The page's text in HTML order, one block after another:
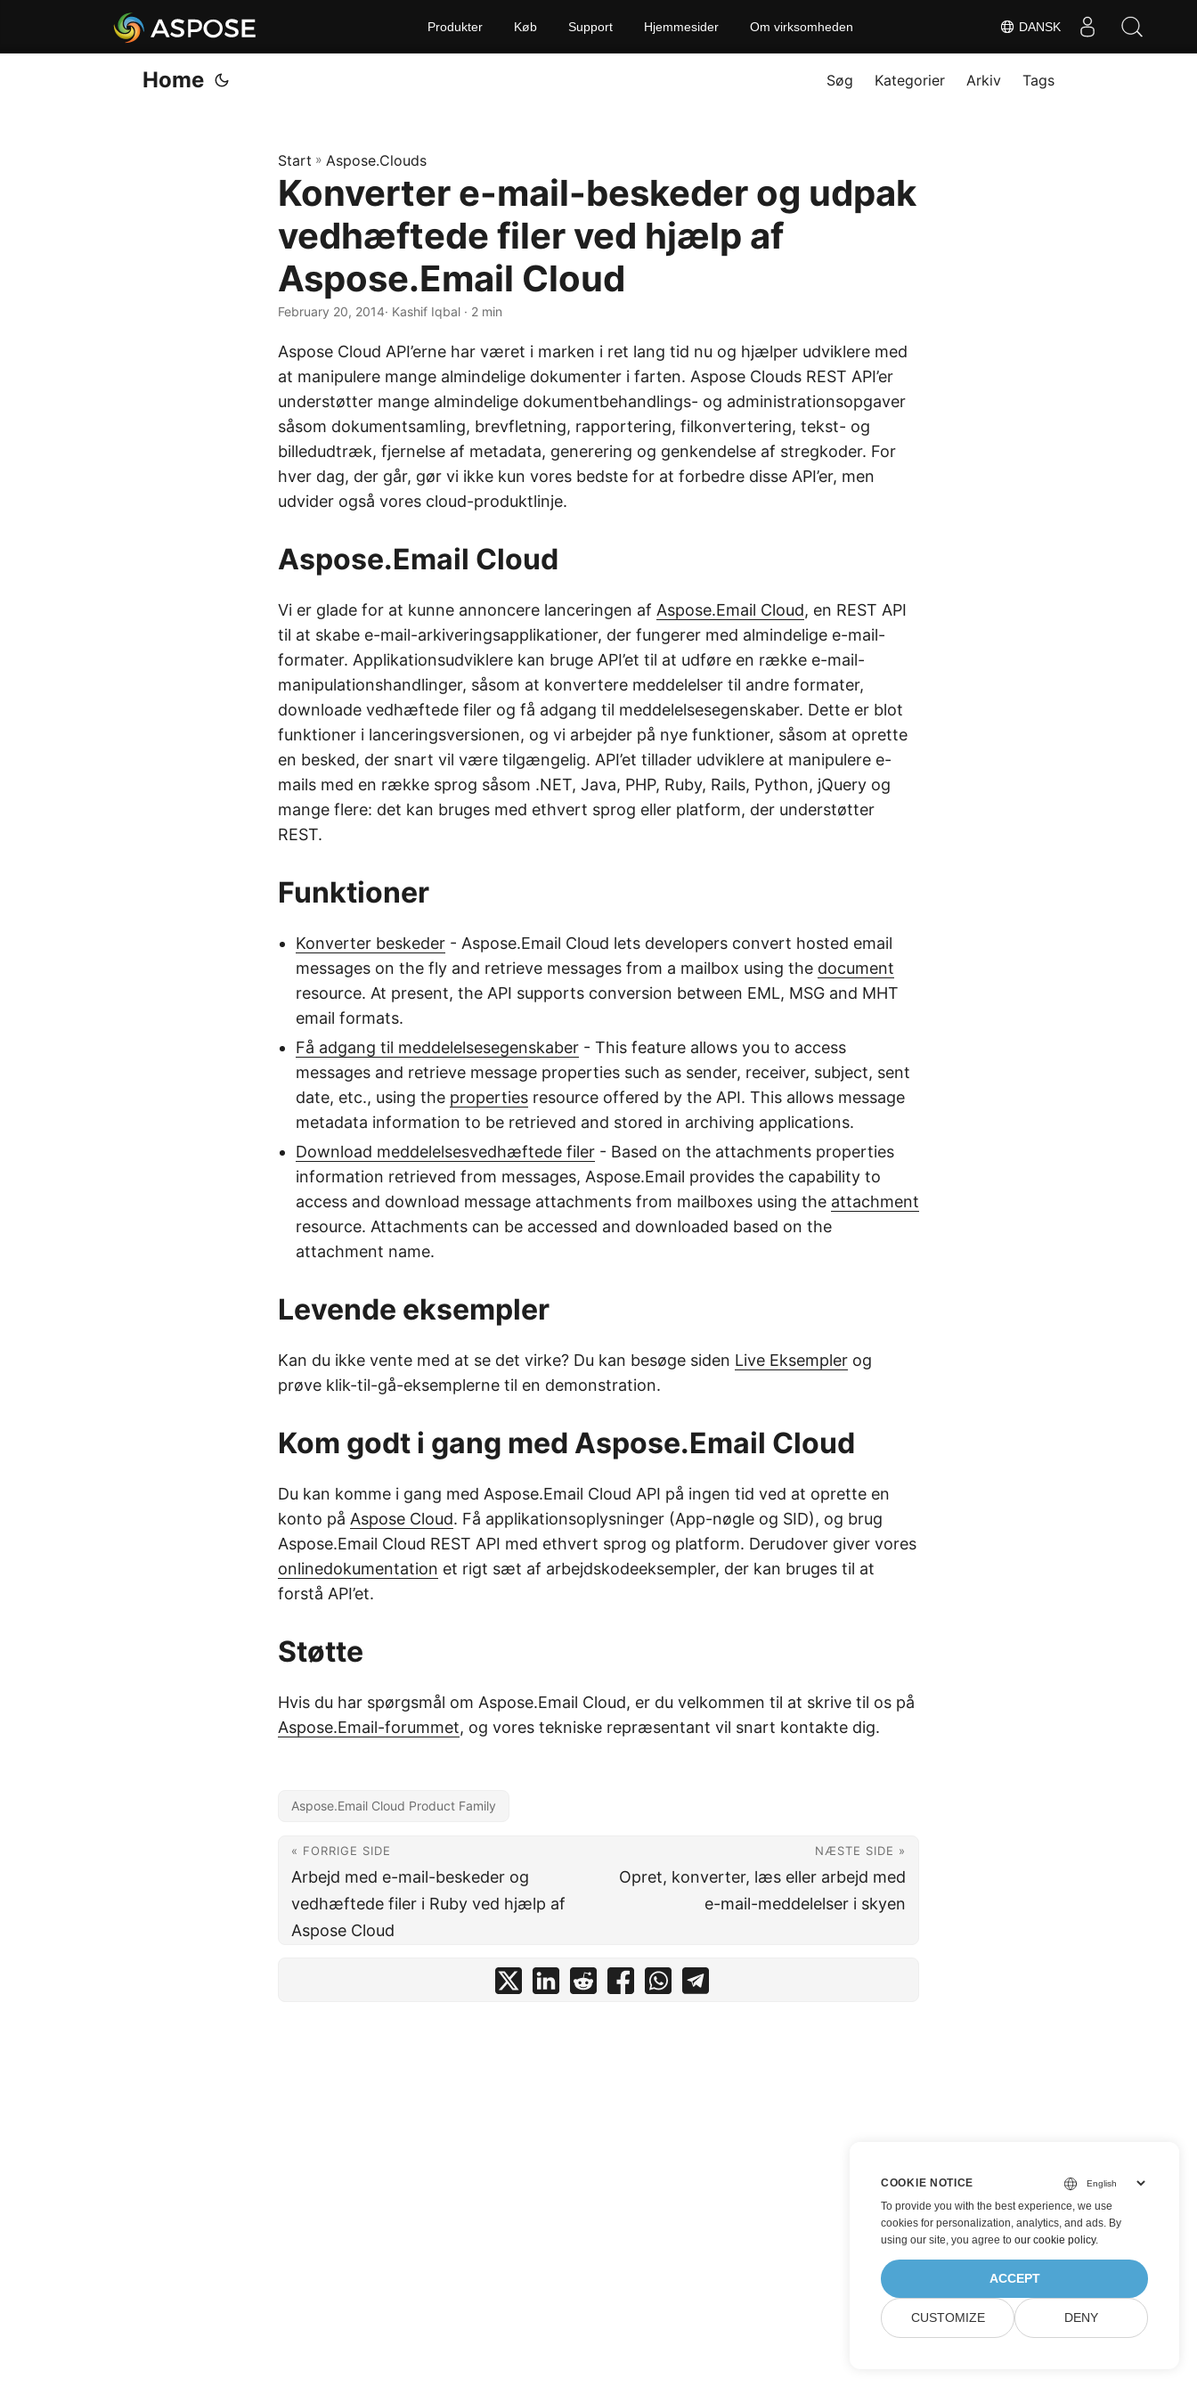
DANSK
Produkter Køb Support Hjemmesider Om virksomheden
Home Søg Kategorier Arkiv Tags
Start » Aspose.Clouds
Konverter e-mail-beskeder og udpak
vedhæftede filer ved hjælp af
Aspose.Email Cloud
February 20, 2014· Kashif Iqbal · 2 min
Aspose Cloud API’erne har været i marken i ret lang tid nu og hjælper udviklere med
at manipulere mange almindelige dokumenter i farten. Aspose Clouds REST API’er
understøtter mange almindelige dokumentbehandlings- og administrationsopgaver
såsom dokumentsamling, brevfletning, rapportering, filkonvertering, tekst- og
billedudtræk, fjernelse af metadata, generering og genkendelse af stregkoder. For
hver dag, der går, gør vi ikke kun vores bedste for at forbedre disse API’er, men
udvider også vores cloud-produktlinje.
Aspose.Email Cloud
Vi er glade for at kunne annoncere lanceringen af Aspose.Email Cloud, en REST API
til at skabe e-mail-arkiveringsapplikationer, der fungerer med almindelige e-mail-
formater. Applikationsudviklere kan bruge API’et til at udføre en række e-mail-
manipulationshandlinger, såsom at konvertere meddelelser til andre formater,
downloade vedhæftede filer og få adgang til meddelelsesegenskaber. Dette er blot
funktioner i lanceringsversionen, og vi arbejder på nye funktioner, såsom at oprette
en besked, der snart vil være tilgængelig. API’et tillader udviklere at manipulere e-
mails med en række sprog såsom .NET, Java, PHP, Ruby, Rails, Python, jQuery og
mange flere: det kan bruges med ethvert sprog eller platform, der understøtter
REST.
Funktioner
Konverter beskeder - Aspose.Email Cloud lets developers convert hosted email
messages on the fly and retrieve messages from a mailbox using the document
resource. At present, the API supports conversion between EML, MSG and MHT
email formats.
Få adgang til meddelelsesegenskaber - This feature allows you to access
messages and retrieve message properties such as sender, receiver, subject, sent
date, etc., using the properties resource offered by the API. This allows message
metadata information to be retrieved and stored in archiving applications.
Download meddelelsesvedhæftede filer - Based on the attachments properties
information retrieved from messages, Aspose.Email provides the capability to
access and download message attachments from mailboxes using the attachment
resource. Attachments can be accessed and downloaded based on the
attachment name.
Levende eksempler
Kan du ikke vente med at se det virke? Du kan besøge siden Live Eksempler og
prøve klik-til-gå-eksemplerne til en demonstration.
Kom godt i gang med Aspose.Email Cloud
Du kan komme i gang med Aspose.Email Cloud API på ingen tid ved at oprette en
konto på Aspose Cloud. Få applikationsoplysninger (App-nøgle og SID), og brug
Aspose.Email Cloud REST API med ethvert sprog og platform. Derudover giver vores
onlinedokumentation et rigt sæt af arbejdskodeeksempler, der kan bruges til at
forstå API’et.
Støtte
Hvis du har spørgsmål om Aspose.Email Cloud, er du velkommen til at skrive til os på
Aspose.Email-forummet, og vores tekniske repræsentant vil snart kontakte dig.
Aspose.Email Cloud Product Family
« FORRIGE SIDE
Arbejd med e-mail-beskeder og
vedhæftede filer i Ruby ved hjælp af
Aspose Cloud
NÆSTE SIDE »
Opret, konverter, læs eller arbejd med
e-mail-meddelelser i skyen
COOKIE NOTICE
To provide you with the best experience, we use
cookies for personalization, analytics, and ads. By
using our site, you agree to our cookie policy.
ACCEPT
CUSTOMIZE DENY